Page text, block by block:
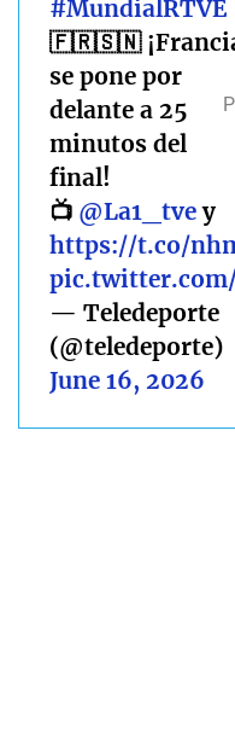
#MundialRTVE
🇫🇷🇸🇳
se pone por
delante a 25
minutos del
final!
📺 @La1_tvey
https://t.co/
pic.twitter.com/
— Teledeporte
(@teledeporte)
June 16, 2026